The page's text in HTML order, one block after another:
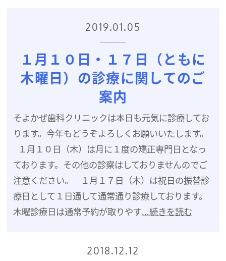
2019.01.05
１月１０日・１７日（ともに
木曜日）の診療に関してのご
案内
そよかぜ歯科クリニックは本日も元気に診療してお
ります。今年もどうぞよろしくお願いいたします。
１月１０日（木）は月に１度の矯正専門日となっ
ております。その他の診察はしておりませんのでご
注意ください。 １月１７日（木）は祝日の振替診
療日として１日通して通常通り診療しております。
木曜診療日は通常予約が取りやす...続きを読む
2018.12.12